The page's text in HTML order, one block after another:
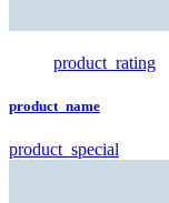
product_rating
product_name
product_special